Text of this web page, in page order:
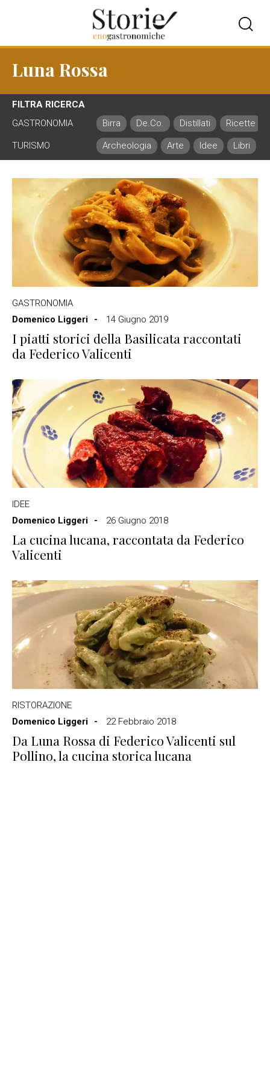
Luna Rossa
FILTRA RICERCA
GASTRONOMIA
Birra De.Co. Distillati Ricette
TURISMO Archeologia Arte Idee Libri
GASTRONOMIA
Domenico Liggeri
14 Giugno 2019
I piatti storici della Basilicata raccontati
da Federico Valicenti
IDEE
Domenico Liggeri
26 Giugno 2018
La cucina lucana, raccontata da Federico
Valicenti
RISTORAZIONE
Domenico Liggeri
22 Febbraio 2018
Da Luna Rossa di Federico Valicenti sul
Pollino, la cucina storica lucana